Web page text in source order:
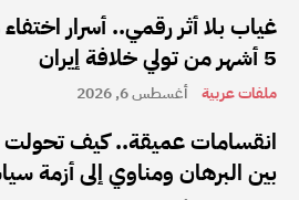
غياب بلا أثر رقمي.. أسرار
5 أشهر من تولي خلافة إيران
ملفات عربية أغسطس 6, 2026
انقسامات عميقة.. كيف تحولت
بين البرهان ومناوي إلى أزمة